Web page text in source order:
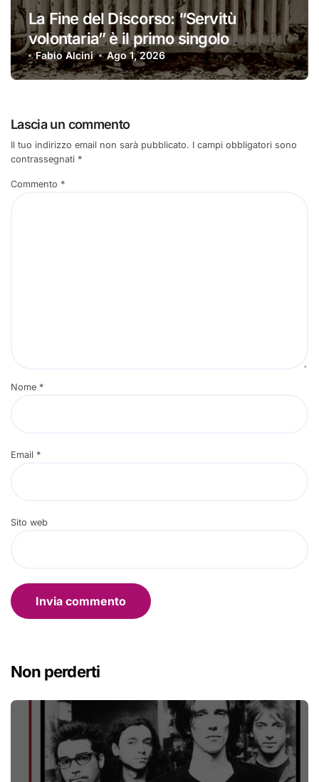
La Fine del Discorso: “Servitù
volontaria” è il primo singolo
Fabio Alcini Ago 1, 2026
Lascia un commento
Il tuo indirizzo email non sarà pubblicato. I campi obbligatori sono
contrassegnati *
Commento *
Nome *
Email *
Sito web
Non perderti